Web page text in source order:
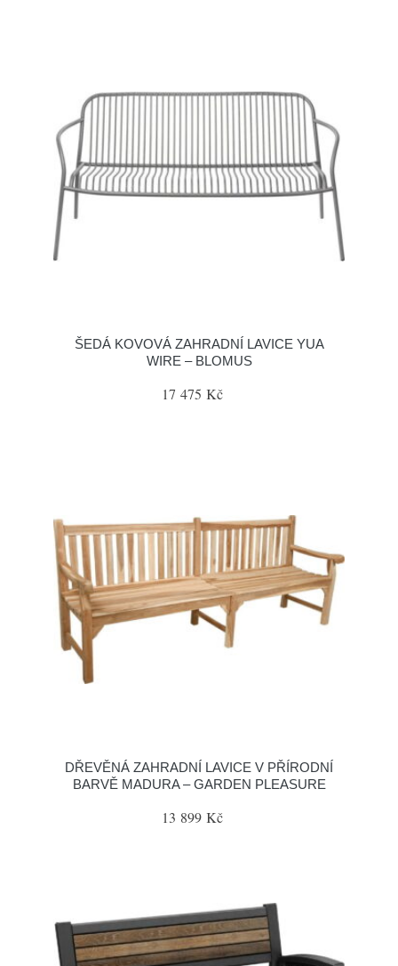
ŠEDÁ KOVOVÁ ZAHRADNÍ LAVICE YUA
WIRE – BLOMUS
17 475 Kč
DŘEVĚNÁ ZAHRADNÍ LAVICE V PŘÍRODNÍ
BARVĚ MADURA – GARDEN PLEASURE
13 899 Kč